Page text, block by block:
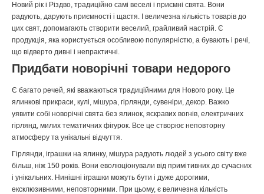
Новий рік і Різдво, традиційно самі веселі і приємні свята. Вони
радують, дарують приємності і щастя. І величезна кількість товарів до
цих свят, допомагають створити веселий, грайливий настрій. Є
продукція, яка користується особливою популярністю, а бувають і речі,
що відверто дивні і непрактичні.
Придбати новорічні товари недорого
Є багато речей, які вважаються традиційними для Нового року. Це
ялинкові прикраси, кулі, мішура, гірлянди, сувеніри, декор. Важко
уявити собі новорічні свята без ялинок, яскравих вогнів, електричних
гірлянд, милих тематичних фігурок. Все це створює неповторну
атмосферу та унікальні відчуття.
Гірлянди, іграшки на ялинку, мішура радують людей з усього світу вже
більш, ніж 150 років. Вони еволюціонували від примітивних до сучасних
і унікальних. Нинішні іграшки можуть бути і дуже дорогими,
ексклюзивними, неповторними. При цьому, є величезна кількість